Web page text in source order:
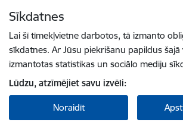
Sīkdatnes
Lai šī tīmekļvietne darbotos, tā izmanto
sīkdatnes. Ar Jūsu piekrišanu papildus
izmantotas statistikas un sociālo mediju
Lūdzu, atzīmējiet savu izvēli:
Noraidīt